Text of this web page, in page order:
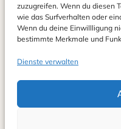
zuzugreifen. Wenn du diesen
wie das Surfverhalten oder
Wenn du deine Einwillligung
bestimmte Merkmale und
Dienste verwalten
Eventliebe Ritt
Alexander & Sina Ritt
info@eventliebe-
0152 23154233